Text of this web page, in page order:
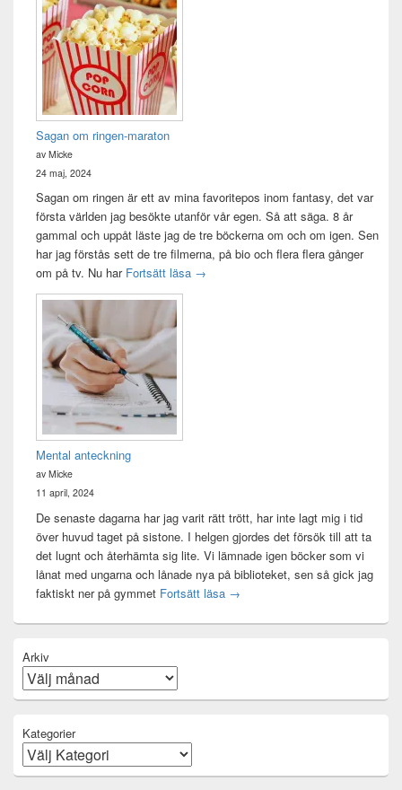
Sagan om ringen-maraton
av Micke
24 maj, 2024
Sagan om ringen är ett av mina favoritepos inom fantasy, det var
första världen jag besökte utanför vår egen. Så att säga. 8 år
gammal och uppåt läste jag de tre böckerna om och om igen. Sen
har jag förstås sett de tre filmerna, på bio och flera flera gånger
om på tv. Nu har Fortsätt läsa Sagan om ringen-maraton
→
Mental anteckning
av Micke
11 april, 2024
De senaste dagarna har jag varit rätt trött, har inte lagt mig i tid
över huvud taget på sistone. I helgen gjordes det försök till att ta
det lugnt och återhämta sig lite. Vi lämnade igen böcker som vi
lånat med ungarna och lånade nya på biblioteket, sen så gick jag
faktiskt ner på gymmet Fortsätt läsa Mental anteckning
→
Arkiv
Kategorier